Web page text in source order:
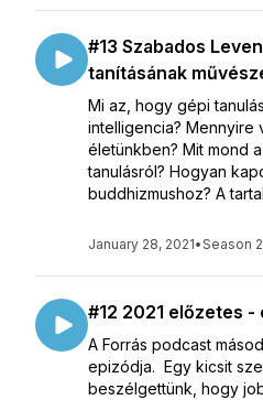
#13 Szabados
tanításának
Mi az, hogy gépi
intelligencia? Mennyire
életünkben? Mit mond
tanulásról? Hogyan
buddhizmushoz? A
January 28, 2021•Season 2
#12 2021 előzetes
A Forrás podcast
epizódja. Egy kicsit
beszélgettünk, hogy